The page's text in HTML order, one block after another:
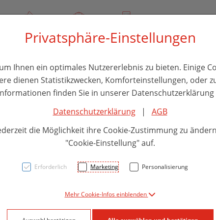
Über uns Rezept-Anfrage Service
Privatsphäre-Einstellungen
Ihnen ein optimales Nutzererlebnis zu bieten. Einige
dienen Statistikzwecken, Komforteinstellungen, oder
finden Sie in unserer Datenschutzerklärung
Datenschutzerklärung| AGB
die Möglichkeit ihre Cookie-Zustimmung zu
"Cookie-Einstellung" auf.
Erforderlich Marketing Personalisierung
Mehr Cookie-Infos einblenden